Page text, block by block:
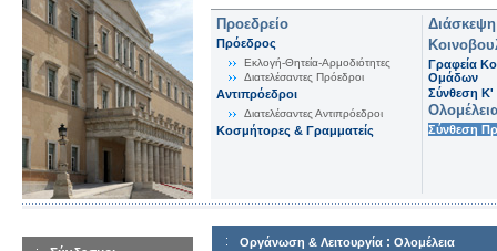
Προεδρείο
Πρόεδρος
Εκλογή-Θητεία-Αρμοδιότητες
Διατελέσαντες Πρόεδροι
Αντιπρόεδροι
Διατελέσαντες Αντιπρόεδροι
Κοσμήτορες & Γραμματείς
Γραφεία
Ομάδων
Σύνθεση K'
Σύνθεση
Οργάνωση & Λειτουργία : Ολομέλεια